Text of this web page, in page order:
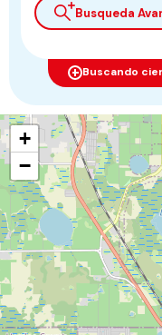
Buscando
Busqueda
+
−